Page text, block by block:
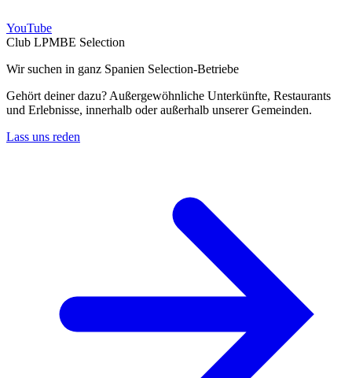
YouTube
Club LPMBE Selection
Wir suchen in ganz Spanien Selection-Betriebe
Gehört deiner dazu? Außergewöhnliche Unterkünfte, Restaurants
und Erlebnisse, innerhalb oder außerhalb unserer Gemeinden.
Lass uns reden